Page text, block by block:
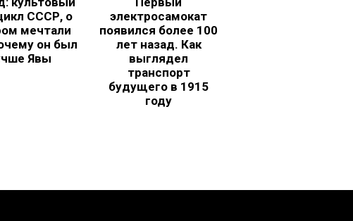
СССР, о
мечтали
он был
Явы
электросамокат
появился более 100
лет назад. Как
выглядел
транспорт
будущего в 1915
году